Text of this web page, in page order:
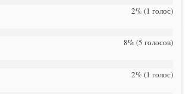
2% (1 голос)
8% (5 голосов)
2% (1 голос)